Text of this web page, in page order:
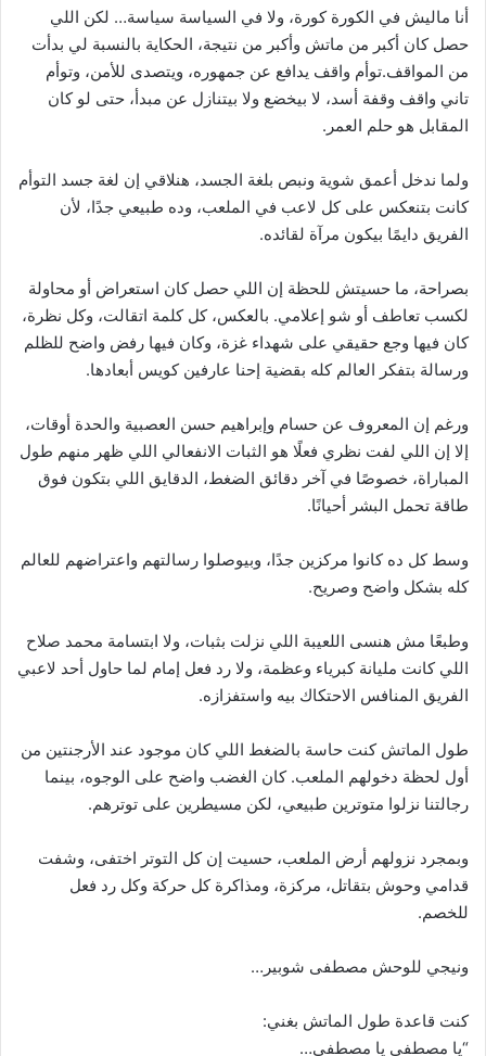
أنا ماليش في الكورة كورة، ولا في السياسة سياسة… لكن اللي
حصل كان أكبر من ماتش وأكبر من نتيجة، الحكاية بالنسبة لي بدأت
من المواقف.توأم واقف يدافع عن جمهوره، ويتصدى للأمن، وتوأم
تاني واقف وقفة أسد، لا بيخضع ولا بيتنازل عن مبدأ، حتى لو كان
المقابل هو حلم العمر.
ولما ندخل أعمق شوية ونبص بلغة الجسد، هنلاقي إن لغة جسد التوأم
كانت بتنعكس على كل لاعب في الملعب، وده طبيعي جدًا، لأن
الفريق دايمًا بيكون مرآة لقائده.
بصراحة، ما حسيتش للحظة إن اللي حصل كان استعراض أو محاولة
لكسب تعاطف أو شو إعلامي. بالعكس، كل كلمة اتقالت، وكل نظرة،
كان فيها وجع حقيقي على شهداء غزة، وكان فيها رفض واضح للظلم
ورسالة بتفكر العالم كله بقضية إحنا عارفين كويس أبعادها.
ورغم إن المعروف عن حسام وإبراهيم حسن العصبية والحدة أوقات،
إلا إن اللي لفت نظري فعلًا هو الثبات الانفعالي اللي ظهر منهم طول
المباراة، خصوصًا في آخر دقائق الضغط، الدقايق اللي بتكون فوق
طاقة تحمل البشر أحيانًا.
وسط كل ده كانوا مركزين جدًا، وبيوصلوا رسالتهم واعتراضهم للعالم
كله بشكل واضح وصريح.
وطبعًا مش هنسى اللعيبة اللي نزلت بثبات، ولا ابتسامة محمد صلاح
اللي كانت مليانة كبرياء وعظمة، ولا رد فعل إمام لما حاول أحد لاعبي
الفريق المنافس الاحتكاك بيه واستفزازه.
طول الماتش كنت حاسة بالضغط اللي كان موجود عند الأرجنتين من
أول لحظة دخولهم الملعب. كان الغضب واضح على الوجوه، بينما
رجالتنا نزلوا متوترين طبيعي، لكن مسيطرين على توترهم.
وبمجرد نزولهم أرض الملعب، حسيت إن كل التوتر اختفى، وشفت
قدامي وحوش بتقاتل، مركزة، ومذاكرة كل حركة وكل رد فعل
للخصم.
ونيجي للوحش مصطفى شوبير…
كنت قاعدة طول الماتش بغني:
“يا مصطفى يا مصطفى…